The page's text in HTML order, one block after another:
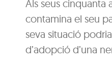
Als seus cinquanta
contamina el seu
seva situació
d’adopció d’una